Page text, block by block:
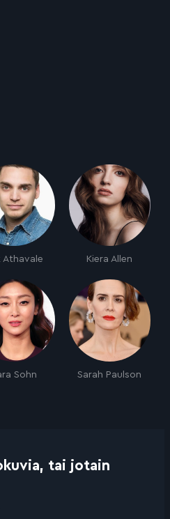
Athavale Kiera Allen
Sohn Sarah Paulson
tai jotain